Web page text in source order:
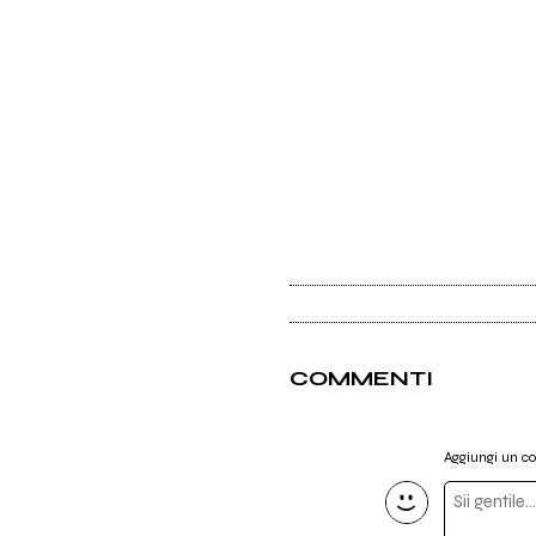
COMMENTI
Aggiungi un